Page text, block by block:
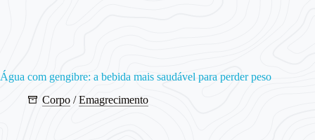
Água com gengibre: a bebida mais saudável para perder peso
Corpo /Emagrecimento